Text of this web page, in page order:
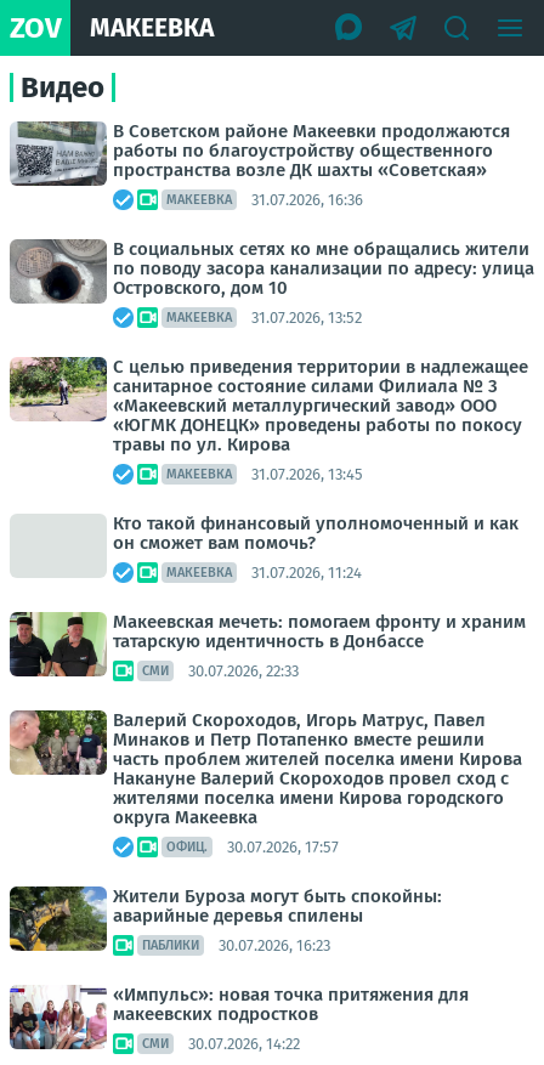
ZOV МАКЕЕВКА
Видео
В Советском районе Макеевки продолжаются
работы по благоустройству общественного
пространства возле ДК шахты «Советская»
МАКЕЕВКА 31.07.2026, 16:36
В социальных сетях ко мне обращались жители
по поводу засора канализации по адресу: улица
Островского, дом 10
МАКЕЕВКА 31.07.2026, 13:52
С целью приведения территории в надлежащее
санитарное состояние силами Филиала № 3
«Макеевский металлургический завод» ООО
«ЮГМК ДОНЕЦК» проведены работы по покосу
травы по ул. Кирова
МАКЕЕВКА 31.07.2026, 13:45
Кто такой финансовый уполномоченный и как
он сможет вам помочь?
МАКЕЕВКА 31.07.2026, 11:24
Макеевская мечеть: помогаем фронту и храним
татарскую идентичность в Донбассе
СМИ 30.07.2026, 22:33
Валерий Скороходов, Игорь Матрус, Павел
Минаков и Петр Потапенко вместе решили
часть проблем жителей поселка имени Кирова
Накануне Валерий Скороходов провел сход с
жителями поселка имени Кирова городского
округа Макеевка
ОФИЦ. 30.07.2026, 17:57
Жители Буроза могут быть спокойны:
аварийные деревья спилены
ПАБЛИКИ 30.07.2026, 16:23
«Импульс»: новая точка притяжения для
макеевских подростков
СМИ 30.07.2026, 14:22